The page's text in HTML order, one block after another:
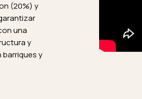
(20%) y
una
y
barriques y